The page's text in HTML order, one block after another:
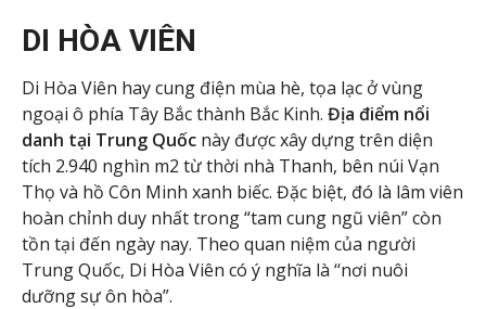
DI HÒA VIÊN
Di Hòa Viên hay cung điện mùa hè, tọa lạc ở vùng
ngoại ô phía Tây Bắc thành Bắc Kinh. Địa điểm nổi
danh tại Trung Quốc này được xây dựng trên diện
tích 2.940 nghìn m2 từ thời nhà Thanh, bên núi Vạn
Thọ và hồ Côn Minh xanh biếc. Đặc biệt, đó là lâm viên
hoàn chỉnh duy nhất trong “tam cung ngũ viên” còn
tồn tại đến ngày nay. Theo quan niệm của người
Trung Quốc, Di Hòa Viên có ý nghĩa là ‘‘nơi nuôi
dưỡng sự ôn hòa”.